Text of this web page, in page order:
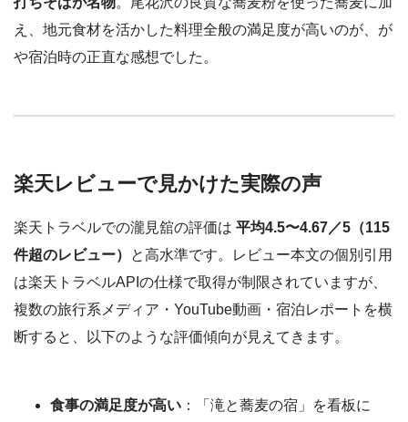
え、地元食材を活かした料理全般の満足度が高いのが、が
や宿泊時の正直な感想でした。
楽天レビューで見かけた実際の声
楽天トラベルでの瀧見舘の評価は 平均4.5〜4.67／5（115
件超のレビュー）
と高水準です。レビュー本文の個別引用
は楽天トラベルAPIの仕様で取得が制限されていますが、
複数の旅行系メディア・YouTube動画・宿泊レポートを横
断すると、以下のような評価傾向が見えてきます。
食事の満足度が高い ：「滝と蕎麦の宿」を看板に